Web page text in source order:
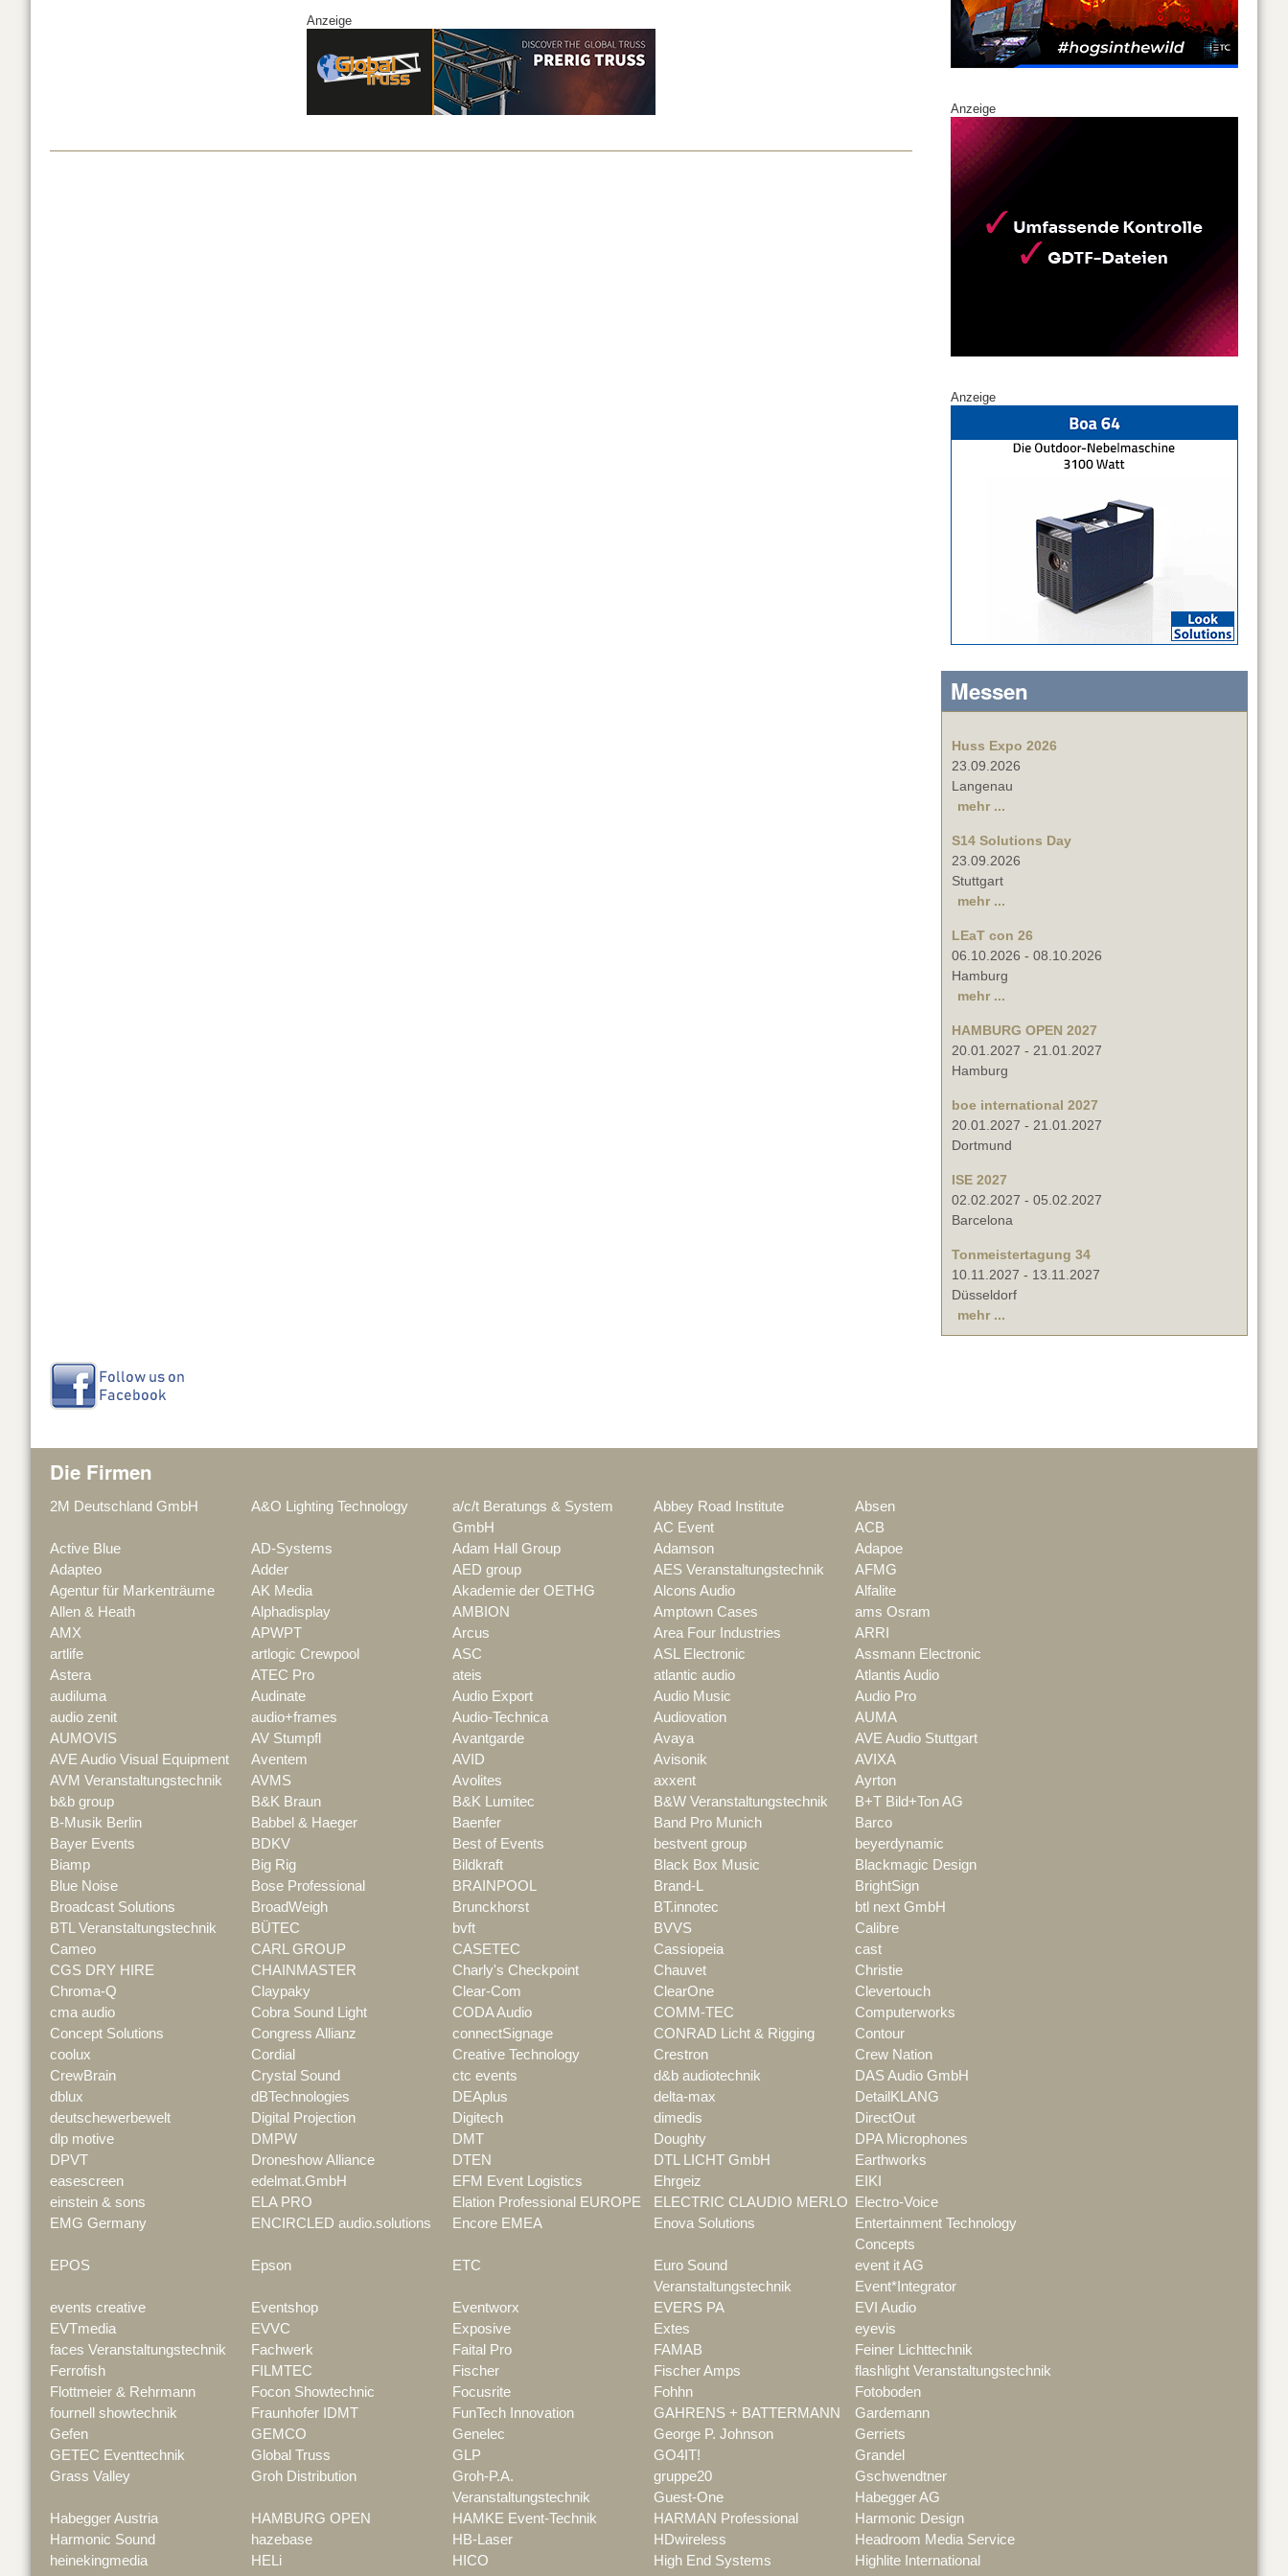
Anzeige
Anzeige
Anzeige
Messen
Huss Expo 2026
23.09.2026
Langenau
mehr ...
S14 Solutions Day
23.09.2026
Stuttgart
mehr ...
LEaT con 26
06.10.2026 - 08.10.2026
Hamburg
mehr ...
HAMBURG OPEN 2027
20.01.2027 - 21.01.2027
Hamburg
boe international 2027
20.01.2027 - 21.01.2027
Dortmund
ISE 2027
02.02.2027 - 05.02.2027
Barcelona
Tonmeistertagung 34
10.11.2027 - 13.11.2027
Düsseldorf
mehr ...
Die Firmen
2M Deutschland GmbH A&O Lighting Technology
a/c/t Beratungs & System
GmbH
Abbey Road Institute
Absen
AC Event
ACB
Active Blue
AD-Systems Adam Hall Group Adamson
Adapoe
Adapteo
Adder AED group AES Veranstaltungstechnik
AFMG
Agentur für Markenträume
AK Media Akademie der OETHG Alcons Audio
Alfalite
Allen & Heath
Alphadisplay AMBION Amptown Cases
ams Osram
AMX
APWPT Arcus Area Four Industries
ARRI
artlife
artlogic Crewpool ASC ASL Electronic
Assmann Electronic
Astera
ATEC Pro ateis atlantic audio
Atlantis Audio
audiluma
Audinate Audio Export Audio Music
Audio Pro
audio zenit
audio+frames Audio-Technica Audiovation
AUMA
AUMOVIS
AV Stumpfl Avantgarde Avaya
AVE Audio Stuttgart
AVE Audio Visual Equipment
Aventem AVID Avisonik
AVIXA
AVM Veranstaltungstechnik
AVMS Avolites axxent
Ayrton
b&b group
B&K Braun B&K Lumitec B&W Veranstaltungstechnik
B+T Bild+Ton AG
B-Musik Berlin
Babbel & Haeger Baenfer Band Pro Munich
Barco
Bayer Events
BDKV Best of Events bestvent group
beyerdynamic
Biamp
Big Rig Bildkraft Black Box Music
Blackmagic Design
Blue Noise
Bose Professional BRAINPOOL Brand-L
BrightSign
Broadcast Solutions
BroadWeigh Brunckhorst BT.innotec
btl next GmbH
BTL Veranstaltungstechnik
BÜTEC bvft BVVS
Calibre
Cameo
CARL GROUP CASETEC Cassiopeia
cast
CGS DRY HIRE
CHAINMASTER Charly's Checkpoint Chauvet
Christie
Chroma-Q
Claypaky Clear-Com ClearOne
Clevertouch
cma audio
Cobra Sound Light CODA Audio COMM-TEC
Computerworks
Concept Solutions
Congress Allianz connectSignage CONRAD Licht & Rigging
Contour
coolux
Cordial Creative Technology Crestron
Crew Nation
CrewBrain
Crystal Sound ctc events d&b audiotechnik
DAS Audio GmbH
dblux
dBTechnologies DEAplus delta-max
DetailKLANG
deutschewerbewelt
Digital Projection Digitech dimedis
DirectOut
dlp motive
DMPW DMT Doughty
DPA Microphones
DPVT
Droneshow Alliance DTEN DTL LICHT GmbH
Earthworks
easescreen
edelmat.GmbH EFM Event Logistics Ehrgeiz
EIKI
einstein & sons
ELA PRO Elation Professional EUROPE ELECTRIC CLAUDIO MERLO
Electro-Voice
EMG Germany
ENCIRCLED audio.solutions Encore EMEA Enova Solutions
Entertainment Technology
Concepts
EPOS
Epson ETC
Euro Sound
Veranstaltungstechnik
event it AG
Event*Integrator
events creative
Eventshop Eventworx EVERS PA
EVI Audio
EVTmedia
EVVC Exposive Extes
eyevis
faces Veranstaltungstechnik
Fachwerk Faital Pro FAMAB
Feiner Lichttechnik
Ferrofish
FILMTEC Fischer Fischer Amps
flashlight Veranstaltungstechnik
Flottmeier & Rehrmann
Focon Showtechnic Focusrite Fohhn
Fotoboden
fournell showtechnik
Fraunhofer IDMT FunTech Innovation GAHRENS + BATTERMANN
Gardemann
Gefen
GEMCO Genelec George P. Johnson
Gerriets
GETEC Eventtechnik
Global Truss GLP GO4IT!
Grandel
Grass Valley
Groh Distribution
Groh-P.A.
Veranstaltungstechnik
gruppe20
Gschwendtner
Guest-One
Habegger AG
Habegger Austria
HAMBURG OPEN HAMKE Event-Technik HARMAN Professional
Harmonic Design
Harmonic Sound
hazebase HB-Laser HDwireless
Headroom Media Service
heinekingmedia
HELi HICO High End Systems
Highlite International